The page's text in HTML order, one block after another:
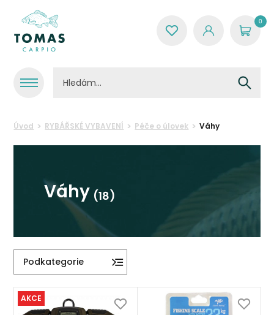
0
Úvod RYBÁŘSKÉ VYBAVENÍ Péče o úlovek Váhy
Váhy (18)
Podkategorie
AKCE